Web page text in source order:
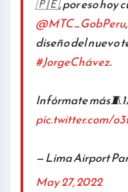
🇵🇪, por eso hoy
@MTC_GobPeru
diseño del nuevo
#JorgeChávez.
Infórmate más🧵1/
pic.twitter.com/
— Lima Airport
May 27, 2022